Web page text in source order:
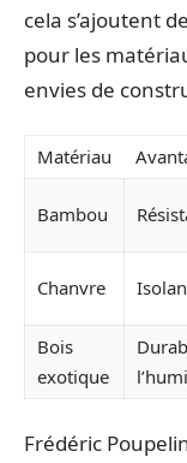
cela s’ajoutent
pour les
envies de
Matériau
Bambou
Chanvre
Bois
exotique
Frédéric